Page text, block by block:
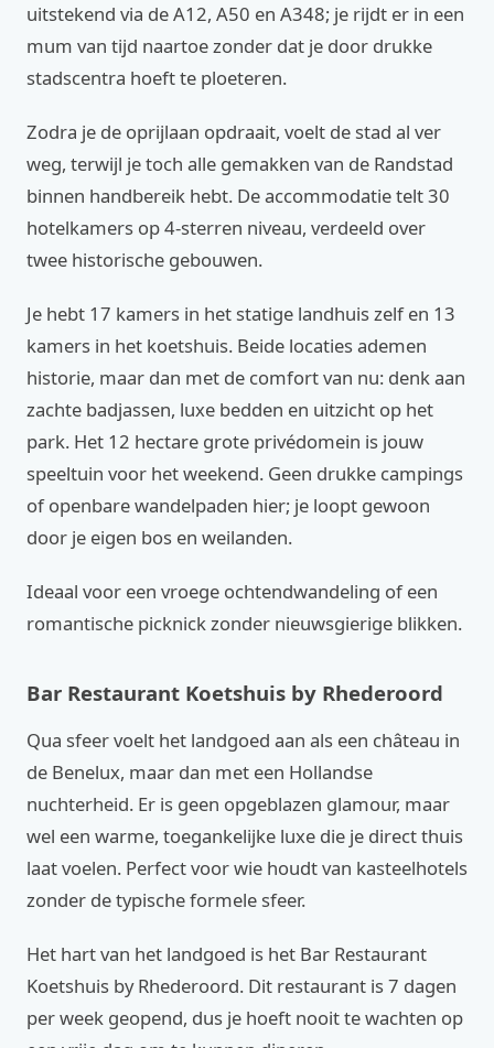
uitstekend via de A12, A50 en A348; je rijdt er in een
mum van tijd naartoe zonder dat je door drukke
stadscentra hoeft te ploeteren.
Zodra je de oprijlaan opdraait, voelt de stad al ver
weg, terwijl je toch alle gemakken van de Randstad
binnen handbereik hebt. De accommodatie telt 30
hotelkamers op 4-sterren niveau, verdeeld over
twee historische gebouwen.
Je hebt 17 kamers in het statige landhuis zelf en 13
kamers in het koetshuis. Beide locaties ademen
historie, maar dan met de comfort van nu: denk aan
zachte badjassen, luxe bedden en uitzicht op het
park. Het 12 hectare grote privédomein is jouw
speeltuin voor het weekend. Geen drukke campings
of openbare wandelpaden hier; je loopt gewoon
door je eigen bos en weilanden.
Ideaal voor een vroege ochtendwandeling of een
romantische picknick zonder nieuwsgierige blikken.
Bar Restaurant Koetshuis by Rhederoord
Qua sfeer voelt het landgoed aan als een château in
de Benelux, maar dan met een Hollandse
nuchterheid. Er is geen opgeblazen glamour, maar
wel een warme, toegankelijke luxe die je direct thuis
laat voelen. Perfect voor wie houdt van kasteelhotels
zonder de typische formele sfeer.
Het hart van het landgoed is het Bar Restaurant
Koetshuis by Rhederoord. Dit restaurant is 7 dagen
per week geopend, dus je hoeft nooit te wachten op